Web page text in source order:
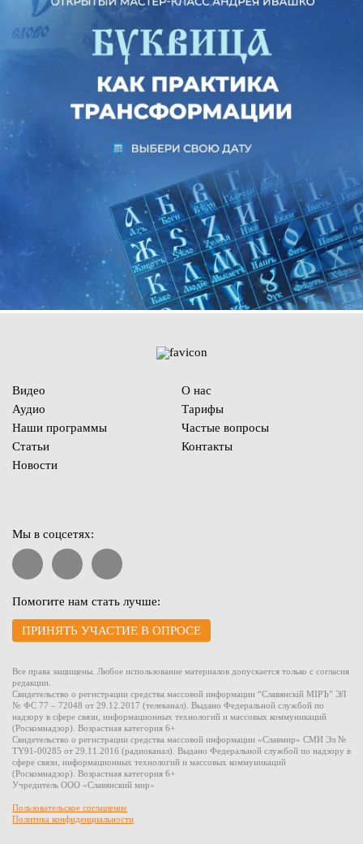
Видео
Аудио
Наши программы
Статьи
Новости
О нас
Тарифы
Частые вопросы
Контакты
Мы в соцсетях:
Помогите нам стать лучше:
ПРИНЯТЬ УЧАСТИЕ В ОПРОСЕ
Все права защищены. Любое использование материалов допускается только с согласия
редакции.
Свидетельство о регистрации средства массовой информации “Славянскiй МIРЪ” ЭЛ
№ ФС 77 – 72048 от 29.12.2017 (телеканал). Выдано Федеральной службой по
надзору в сфере связи, информационных технологий и массовых коммуникаций
(Роскомнадзор). Возрастная категория 6+
Свидетельство о регистрации средства массовой информации «Славмир» СМИ Эл №
TY91-00285 от 29.11.2016 (радиоканал). Выдано Федеральной службой по надзору в
сфере связи, информационных технологий и массовых коммуникаций
(Роскомнадзор). Возрастная категория 6+
Учредитель ООО «Славянский мир»
Пользовательское соглашение
Политика конфиденциальности